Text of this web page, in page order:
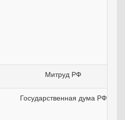
Митруд РФ
Государственная дума РФ